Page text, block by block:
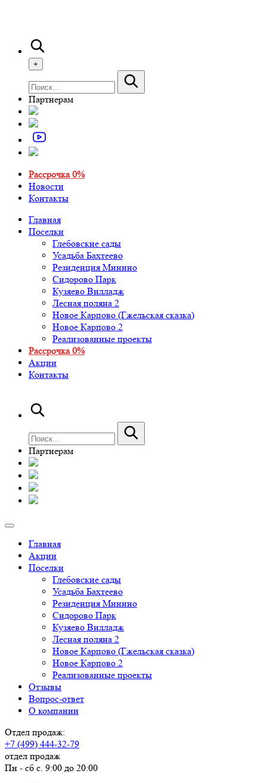
+
Партнерам
Рассрочка 0%
Новости
Контакты
Главная
Поселки
Глебовские сады
Усадьба Бахтеево
Резиденция Минино
Сидорово Парк
Кузяево Вилладж
Лесная поляна 2
Новое Карпово (Гжельская сказка)
Новое Карпово 2
Реализованные проекты
Рассрочка 0%
Акции
Контакты
Партнерам
Главная
Акции
Поселки
Глебовские сады
Усадьба Бахтеево
Резиденция Минино
Сидорово Парк
Кузяево Вилладж
Лесная поляна 2
Новое Карпово (Гжельская сказка)
Новое Карпово 2
Реализованные проекты
Отзывы
Вопрос-ответ
О компании
Отдел продаж:
+7 (499) 444-32-79
отдел продаж
Пн - сб с. 9:00 до 20:00